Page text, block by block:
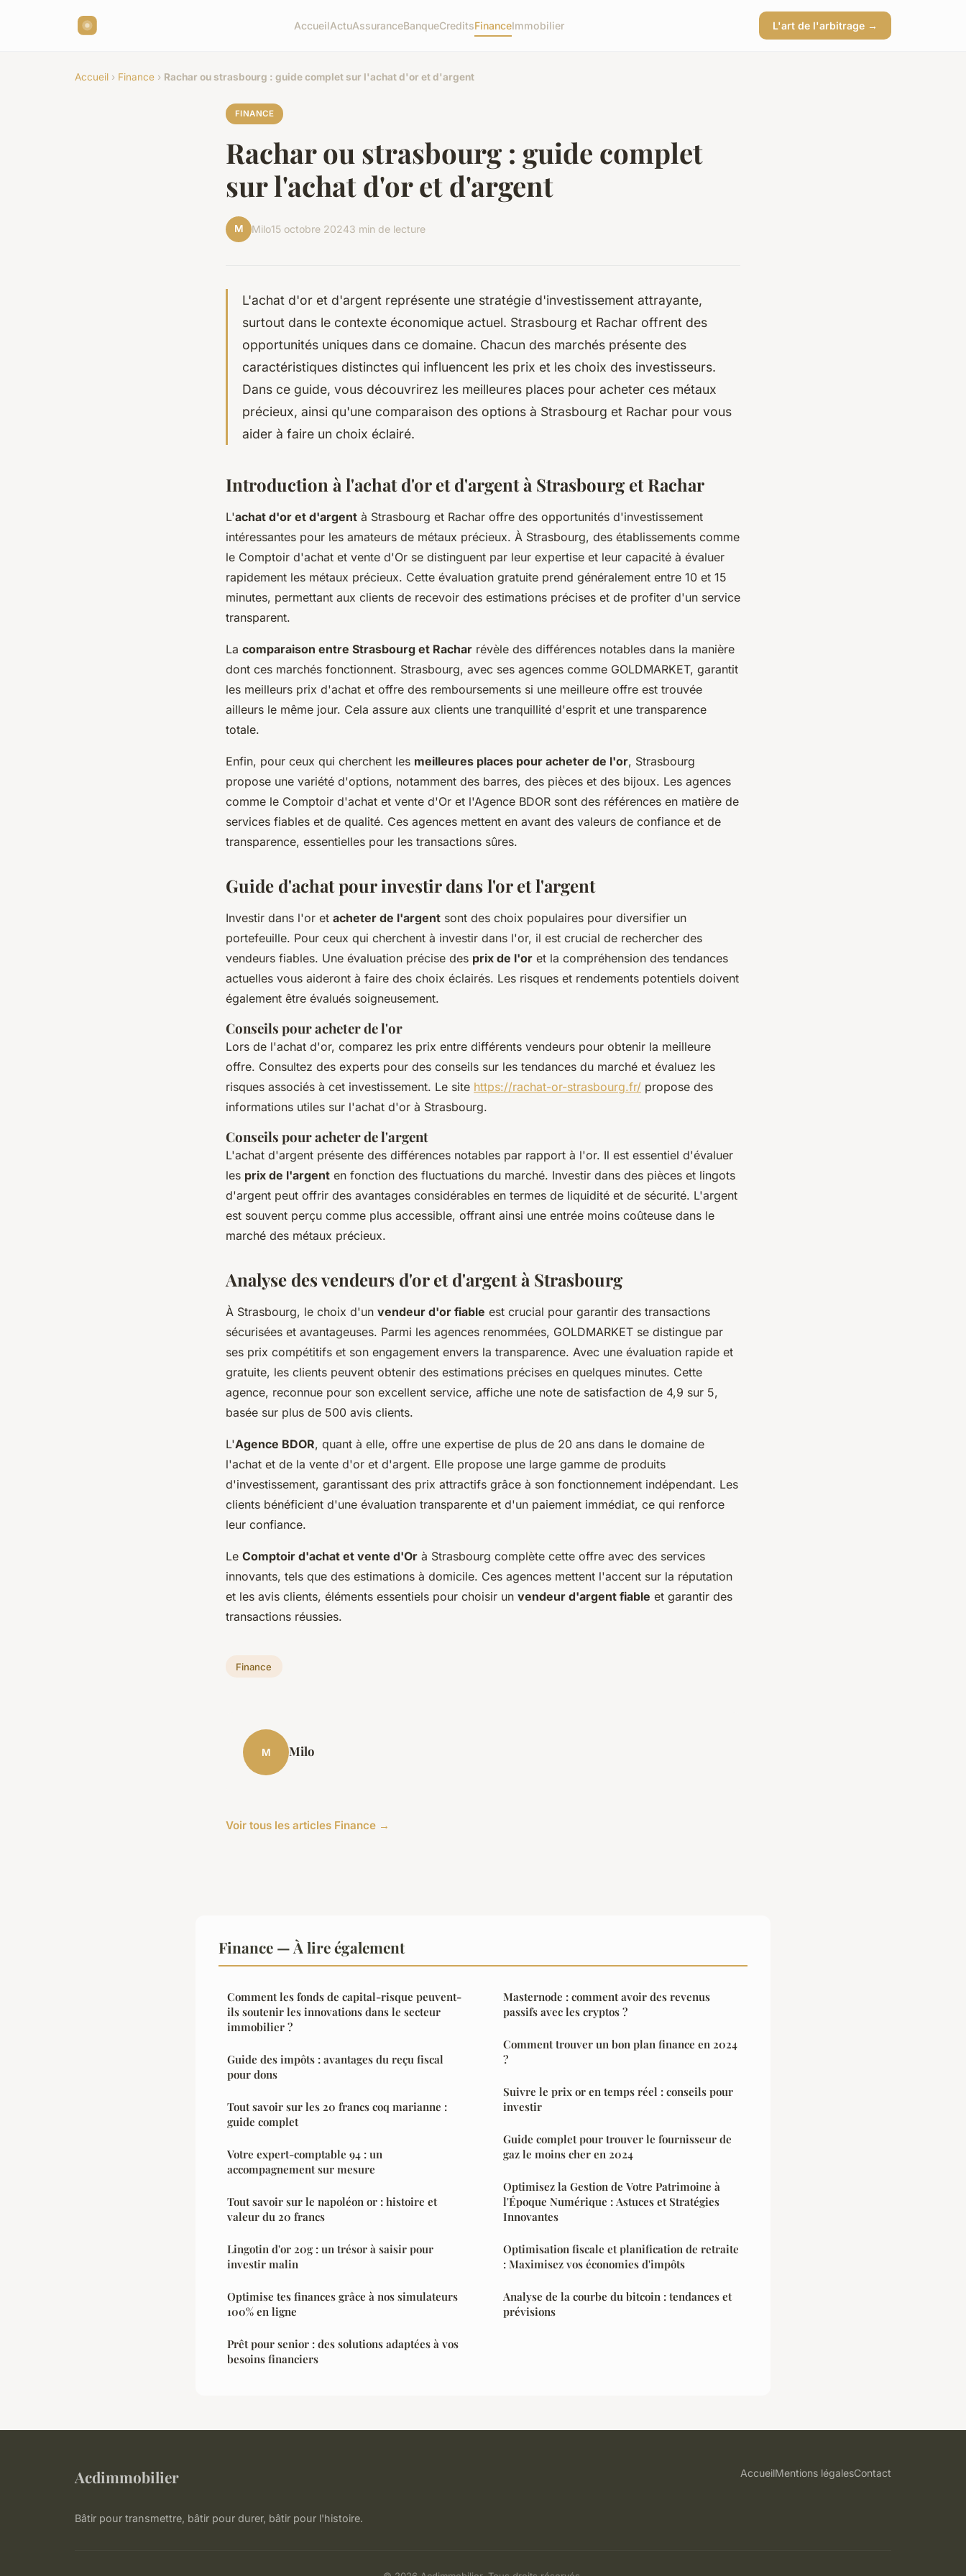
AccueilActuAssuranceBanqueCreditsFinanceImmobilier L'art de l'arbitrage →
Accueil › Finance › Rachar ou strasbourg : guide complet sur l'achat d'or et d'argent
FINANCE
Rachar ou strasbourg : guide complet
sur l'achat d'or et d'argent
M Milo15 octobre 20243 min de lecture
L'achat d'or et d'argent représente une stratégie d'investissement attrayante,
surtout dans le contexte économique actuel. Strasbourg et Rachar offrent des
opportunités uniques dans ce domaine. Chacun des marchés présente des
caractéristiques distinctes qui influencent les prix et les choix des investisseurs.
Dans ce guide, vous découvrirez les meilleures places pour acheter ces métaux
précieux, ainsi qu'une comparaison des options à Strasbourg et Rachar pour vous
aider à faire un choix éclairé.
Introduction à l'achat d'or et d'argent à Strasbourg et Rachar
L'achat d'or et d'argent à Strasbourg et Rachar offre des opportunités d'investissement
intéressantes pour les amateurs de métaux précieux. À Strasbourg, des établissements comme
le Comptoir d'achat et vente d'Or se distinguent par leur expertise et leur capacité à évaluer
rapidement les métaux précieux. Cette évaluation gratuite prend généralement entre 10 et 15
minutes, permettant aux clients de recevoir des estimations précises et de profiter d'un service
transparent.
La comparaison entre Strasbourg et Rachar révèle des différences notables dans la manière
dont ces marchés fonctionnent. Strasbourg, avec ses agences comme GOLDMARKET, garantit
les meilleurs prix d'achat et offre des remboursements si une meilleure offre est trouvée
ailleurs le même jour. Cela assure aux clients une tranquillité d'esprit et une transparence
totale.
Enfin, pour ceux qui cherchent les meilleures places pour acheter de l'or, Strasbourg
propose une variété d'options, notamment des barres, des pièces et des bijoux. Les agences
comme le Comptoir d'achat et vente d'Or et l'Agence BDOR sont des références en matière de
services fiables et de qualité. Ces agences mettent en avant des valeurs de confiance et de
transparence, essentielles pour les transactions sûres.
Guide d'achat pour investir dans l'or et l'argent
Investir dans l'or et acheter de l'argent sont des choix populaires pour diversifier un
portefeuille. Pour ceux qui cherchent à investir dans l'or, il est crucial de rechercher des
vendeurs fiables. Une évaluation précise des prix de l'or et la compréhension des tendances
actuelles vous aideront à faire des choix éclairés. Les risques et rendements potentiels doivent
également être évalués soigneusement.
Conseils pour acheter de l'or
Lors de l'achat d'or, comparez les prix entre différents vendeurs pour obtenir la meilleure
offre. Consultez des experts pour des conseils sur les tendances du marché et évaluez les
risques associés à cet investissement. Le site https://rachat-or-strasbourg.fr/ propose des
informations utiles sur l'achat d'or à Strasbourg.
Conseils pour acheter de l'argent
L'achat d'argent présente des différences notables par rapport à l'or. Il est essentiel d'évaluer
les prix de l'argent en fonction des fluctuations du marché. Investir dans des pièces et lingots
d'argent peut offrir des avantages considérables en termes de liquidité et de sécurité. L'argent
est souvent perçu comme plus accessible, offrant ainsi une entrée moins coûteuse dans le
marché des métaux précieux.
Analyse des vendeurs d'or et d'argent à Strasbourg
À Strasbourg, le choix d'un vendeur d'or fiable est crucial pour garantir des transactions
sécurisées et avantageuses. Parmi les agences renommées, GOLDMARKET se distingue par
ses prix compétitifs et son engagement envers la transparence. Avec une évaluation rapide et
gratuite, les clients peuvent obtenir des estimations précises en quelques minutes. Cette
agence, reconnue pour son excellent service, affiche une note de satisfaction de 4,9 sur 5,
basée sur plus de 500 avis clients.
L'Agence BDOR, quant à elle, offre une expertise de plus de 20 ans dans le domaine de
l'achat et de la vente d'or et d'argent. Elle propose une large gamme de produits
d'investissement, garantissant des prix attractifs grâce à son fonctionnement indépendant. Les
clients bénéficient d'une évaluation transparente et d'un paiement immédiat, ce qui renforce
leur confiance.
Le Comptoir d'achat et vente d'Or à Strasbourg complète cette offre avec des services
innovants, tels que des estimations à domicile. Ces agences mettent l'accent sur la réputation
et les avis clients, éléments essentiels pour choisir un vendeur d'argent fiable et garantir des
transactions réussies.
Finance
M Milo
Voir tous les articles Finance →
Finance — À lire également
Comment les fonds de capital-risque peuvent-
ils soutenir les innovations dans le secteur
immobilier ?
Guide des impôts : avantages du reçu fiscal
pour dons
Tout savoir sur les 20 francs coq marianne :
guide complet
Votre expert-comptable 94 : un
accompagnement sur mesure
Tout savoir sur le napoléon or : histoire et
valeur du 20 francs
Lingotin d'or 20g : un trésor à saisir pour
investir malin
Optimise tes finances grâce à nos simulateurs
100% en ligne
Prêt pour senior : des solutions adaptées à vos
besoins financiers
Masternode : comment avoir des revenus
passifs avec les cryptos ?
Comment trouver un bon plan finance en 2024
?
Suivre le prix or en temps réel : conseils pour
investir
Guide complet pour trouver le fournisseur de
gaz le moins cher en 2024
Optimisez la Gestion de Votre Patrimoine à
l'Époque Numérique : Astuces et Stratégies
Innovantes
Optimisation fiscale et planification de retraite
: Maximisez vos économies d'impôts
Analyse de la courbe du bitcoin : tendances et
prévisions
Acdimmobilier
Bâtir pour transmettre, bâtir pour durer, bâtir pour l'histoire.
AccueilMentions légalesContact